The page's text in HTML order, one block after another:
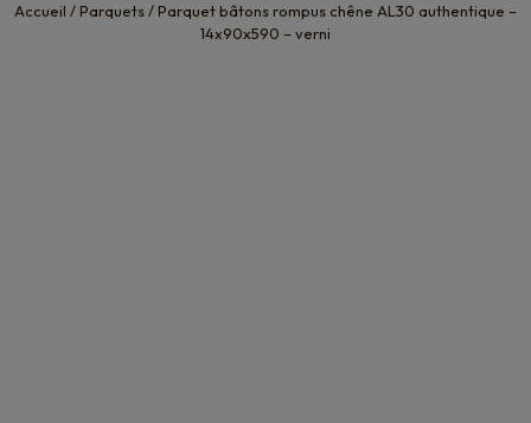
Accueil /Parquets/Parquet bâtons rompus chêne AL30 authentique –
14x90x590 – verni